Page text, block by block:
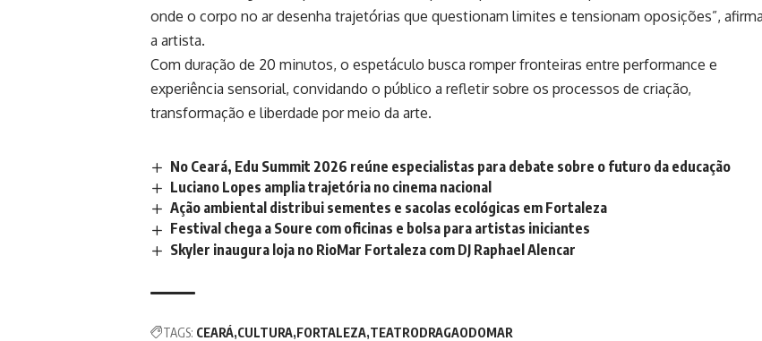
onde o corpo no ar desenha trajetórias que questionam limites e tensionam oposições”, afirma
a artista.
Com duração de 20 minutos, o espetáculo busca romper fronteiras entre performance e
experiência sensorial, convidando o público a refletir sobre os processos de criação,
transformação e liberdade por meio da arte.
No Ceará, Edu Summit 2026 reúne especialistas para debate sobre o futuro da educação
Luciano Lopes amplia trajetória no cinema nacional
Ação ambiental distribui sementes e sacolas ecológicas em Fortaleza
Festival chega a Soure com oficinas e bolsa para artistas iniciantes
Skyler inaugura loja no RioMar Fortaleza com DJ Raphael Alencar
TAGS: CEARÁ CULTURA FORTALEZA TEATRODRAGAODOMAR